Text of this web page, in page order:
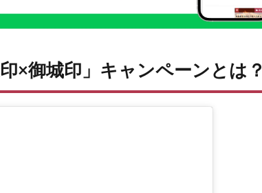
×御城印」キャンペーンとは？